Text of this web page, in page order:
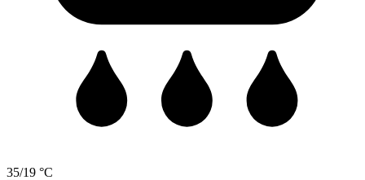
35/19 °C